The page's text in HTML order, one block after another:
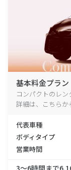
基本料金プラン
コンパクトのレ
詳細は、こちらか
代表車種
ボディタイプ
営業時間
3～6時間まで